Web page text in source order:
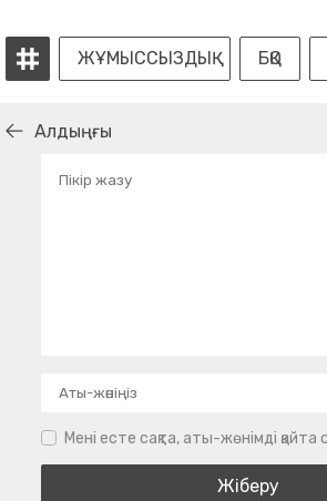
ЖҰМЫССЫЗДЫҚ БҚО
Алдыңғы
Мені есте сақта, аты-жөнімді қайта